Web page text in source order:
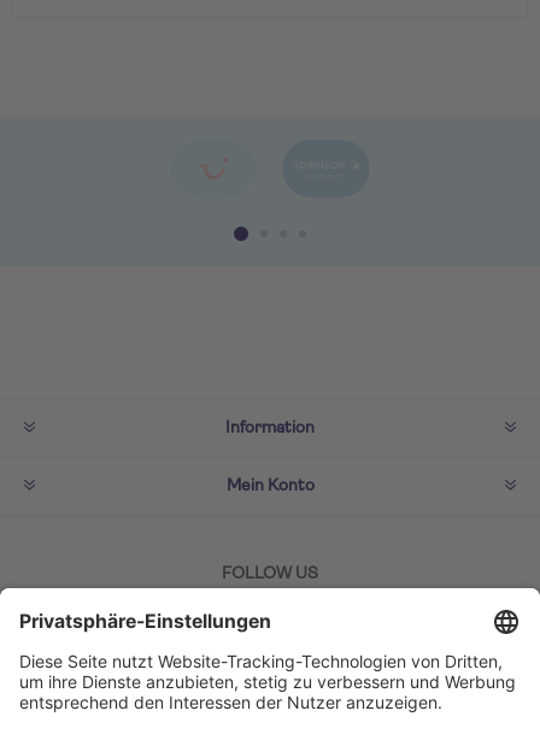
Information
Mein Konto
FOLLOW US
ZAHLMETHODEN